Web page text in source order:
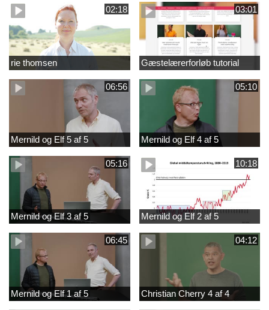
02:18
rie thomsen
03:01
Gæstelærerforløb tutorial
06:56
Mernild og Elf 5 af 5
05:10
Mernild og Elf 4 af 5
05:16
Mernild og Elf 3 af 5
10:18
Mernild og Elf 2 af 5
06:45
Mernild og Elf 1 af 5
04:12
Christian Cherry 4 af 4